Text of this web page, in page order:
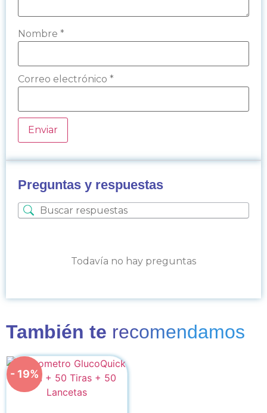
Nombre *
Correo electrónico *
Preguntas y respuestas
Todavía no hay preguntas
También te recomendamos
- 19%